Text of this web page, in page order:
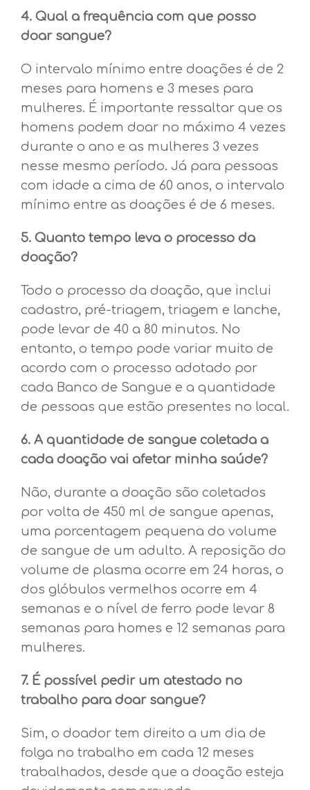
4. Qual a frequência com que posso
doar sangue?
O intervalo mínimo entre doações é de 2
meses para homens e 3 meses para
mulheres. É importante ressaltar que os
homens podem doar no máximo 4 vezes
durante o ano e as mulheres 3 vezes
nesse mesmo período. Já para pessoas
com idade a cima de 60 anos, o intervalo
mínimo entre as doações é de 6 meses.
5. Quanto tempo leva o processo da
doação?
Todo o processo da doação, que inclui
cadastro, pré-triagem, triagem e lanche,
pode levar de 40 a 80 minutos. No
entanto, o tempo pode variar muito de
acordo com o processo adotado por
cada Banco de Sangue e a quantidade
de pessoas que estão presentes no local.
6. A quantidade de sangue coletada a
cada doação vai afetar minha saúde?
Não, durante a doação são coletados
por volta de 450 ml de sangue apenas,
uma porcentagem pequena do volume
de sangue de um adulto. A reposição do
volume de plasma ocorre em 24 horas, o
dos glóbulos vermelhos ocorre em 4
semanas e o nível de ferro pode levar 8
semanas para homes e 12 semanas para
mulheres.
7. É possível pedir um atestado no
trabalho para doar sangue?
Sim, o doador tem direito a um dia de
folga no trabalho em cada 12 meses
trabalhados, desde que a doação esteja